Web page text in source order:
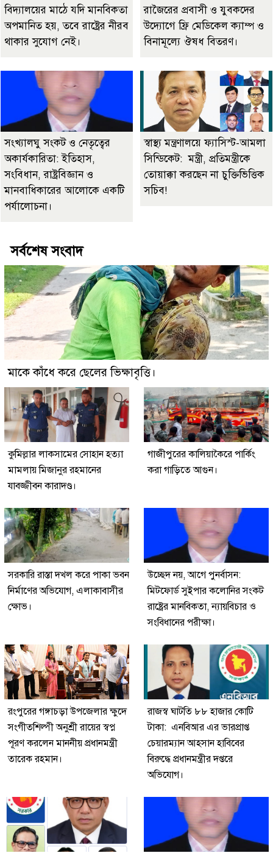
বিদ্যালয়ের মাঠে যদি মানবিকতা
অপমানিত হয়, তবে রাষ্ট্রের নীরব
থাকার সুযোগ নেই।
রাজৈরের‌ প্রবাসী ও যুবকদের
উদ্যোগে ফ্রি মেডিকেল ক্যাম্প ও
বিনামূল্যে ঔষধ বিতরণ।
সংখ্যালঘু সংকট ও নেতৃত্বের
অকার্যকারিতা: ইতিহাস,
সংবিধান, রাষ্ট্রবিজ্ঞান ও
মানবাধিকারের আলোকে একটি
পর্যালোচনা।
স্বাস্থ্য মন্ত্রণালয়ে ফ্যাসিস্ট-আমলা
সিন্ডিকেট: মন্ত্রী, প্রতিমন্ত্রীকে
তোয়াক্কা করছেন না চুক্তিভিত্তিক
সচিব!
সর্বশেষ সংবাদ
মাকে কাঁধে করে ছেলের ভিক্ষাবৃত্তি।
কুমিল্লার লাকসামের সোহান হত্যা
মামলায় মিজানুর রহমানের
যাবজ্জীবন কারাদণ্ড।
গাজীপুরের কালিয়াকৈরে পার্কিং
করা গাড়িতে আগুন।
সরকারি রাস্তা দখল করে পাকা ভবন
নির্মাণের অভিযোগ, এলাকাবাসীর
ক্ষোভ।
উচ্ছেদ নয়, আগে পুনর্বাসন:
মিটফোর্ড সুইপার কলোনির সংকট
রাষ্ট্রের মানবিকতা, ন্যায়বিচার ও
সংবিধানের পরীক্ষা।
রংপুরের গঙ্গাচড়া উপজেলার ক্ষুদে
সংগীতশিল্পী অনুশ্রী রায়ের স্বপ্ন
পূরণ করলেন মাননীয় প্রধানমন্ত্রী
তারেক রহমান।
রাজস্ব ঘাটতি ৮৮ হাজার কোটি
টাকা: এনবিআর এর ভারপ্রাপ্ত
চেয়ারম্যান আহসান হাবিবের
বিরুদ্ধে প্রধানমন্ত্রীর দপ্তরে
অভিযোগ।